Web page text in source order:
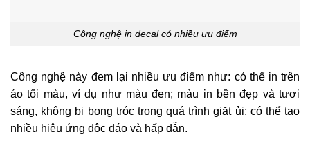
Công nghệ in decal có nhiều ưu điểm
Công nghệ này đem lại nhiều ưu điểm như: có thể in trên
áo tối màu, ví dụ như màu đen; màu in bền đẹp và tươi
sáng, không bị bong tróc trong quá trình giặt ủi; có thể tạo
nhiều hiệu ứng độc đáo và hấp dẫn.